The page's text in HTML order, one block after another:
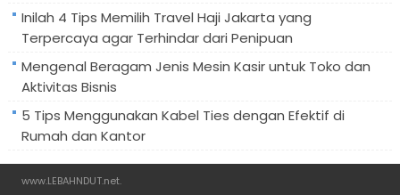
Inilah 4 Tips Memilih Travel Haji Jakarta yang
Terpercaya agar Terhindar dari Penipuan
Mengenal Beragam Jenis Mesin Kasir untuk Toko dan
Aktivitas Bisnis
5 Tips Menggunakan Kabel Ties dengan Efektif di
Rumah dan Kantor
www.LEBAHNDUT.net.